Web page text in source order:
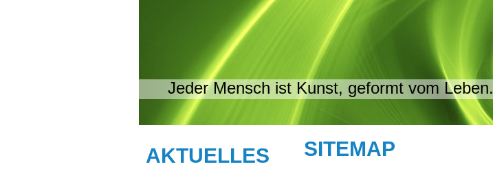
Jeder Mensch ist Kunst, geformt vom Leben.
AKTUELLES SITEMAP